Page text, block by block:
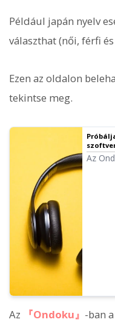
Például japán nyelv
választhat (női, férfi
Ezen az oldalon
tekintse meg.
meg a
Az
Az 『Ondoku』 -ban